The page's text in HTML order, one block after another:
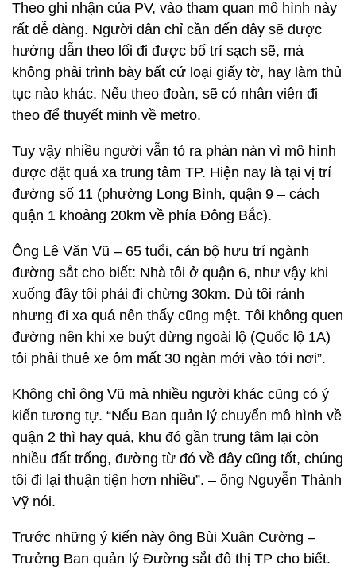
Theo ghi nhận của PV, vào tham quan mô hình này
rất dễ dàng. Người dân chỉ cần đến đây sẽ được
hướng dẫn theo lối đi được bố trí sạch sẽ, mà
không phải trình bày bất cứ loại giấy tờ, hay làm thủ
tục nào khác. Nếu theo đoàn, sẽ có nhân viên đi
theo để thuyết minh về metro.
Tuy vậy nhiều người vẫn tỏ ra phàn nàn vì mô hình
được đặt quá xa trung tâm TP. Hiện nay là tại vị trí
đường số 11 (phường Long Bình, quận 9 – cách
quận 1 khoảng 20km về phía Đông Bắc).
Ông Lê Văn Vũ – 65 tuổi, cán bộ hưu trí ngành
đường sắt cho biết: Nhà tôi ở quận 6, như vậy khi
xuống đây tôi phải đi chừng 30km. Dù tôi rảnh
nhưng đi xa quá nên thấy cũng mệt. Tôi không quen
đường nên khi xe buýt dừng ngoài lộ (Quốc lộ 1A)
tôi phải thuê xe ôm mất 30 ngàn mới vào tới nơi”.
Không chỉ ông Vũ mà nhiều người khác cũng có ý
kiến tương tự. “Nếu Ban quản lý chuyển mô hình về
quận 2 thì hay quá, khu đó gần trung tâm lại còn
nhiều đất trống, đường từ đó về đây cũng tốt, chúng
tôi đi lại thuận tiện hơn nhiều”. – ông Nguyễn Thành
Vỹ nói.
Trước những ý kiến này ông Bùi Xuân Cường –
Trưởng Ban quản lý Đường sắt đô thị TP cho biết.